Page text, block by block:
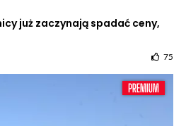
już zaczynają spadać ceny,
75